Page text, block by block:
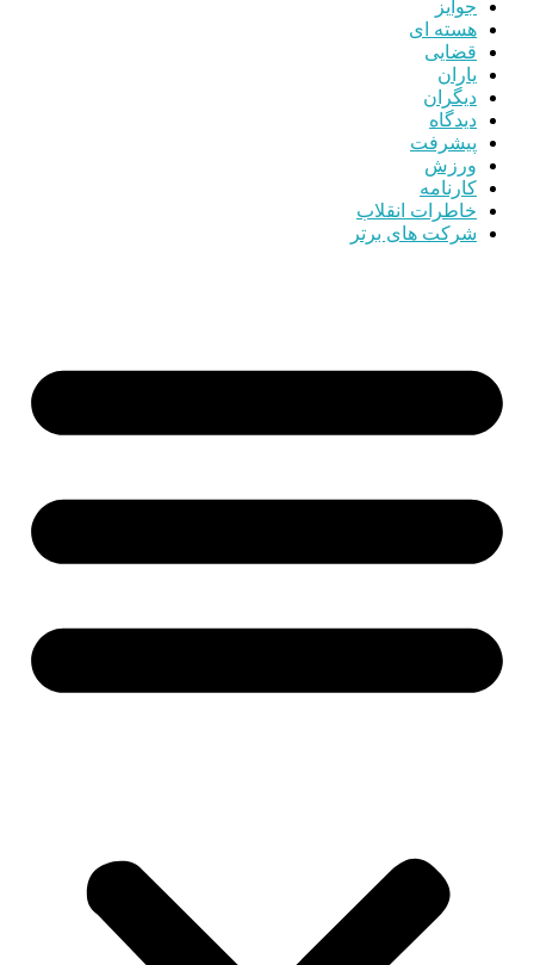
جوایز
هسته ای
قضایی
یاران
دیگران
دیدگاه
پیشرفت
ورزش
کارنامه
خاطرات انقلاب
شرکت های برتر